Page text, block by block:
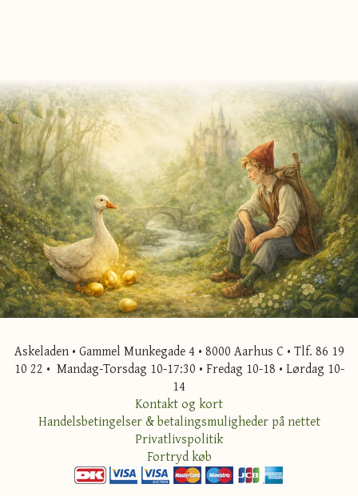
Askeladen • Gammel Munkegade 4 • 8000 Aarhus C • Tlf. 86 19
10 22 • Mandag-Torsdag 10-17:30 • Fredag 10-18 • Lørdag 10-
14
Kontakt og kort
Handelsbetingelser & betalingsmuligheder på nettet
Privatlivspolitik
Fortryd køb